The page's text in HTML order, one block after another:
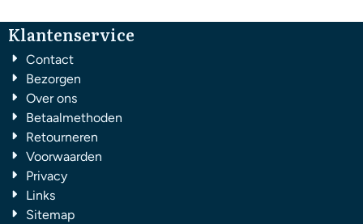
Klantenservice
Contact
Bezorgen
Over ons
Betaalmethoden
Retourneren
Voorwaarden
Privacy
Links
Sitemap